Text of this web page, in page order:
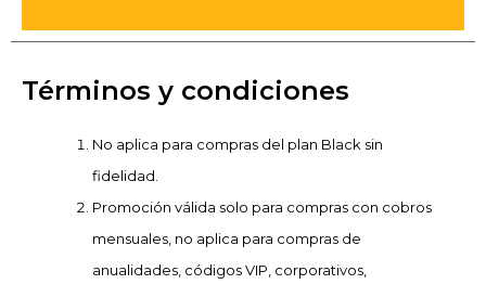
Términos y condiciones
No aplica para compras del plan Black sin
fidelidad.
Promoción válida solo para compras con cobros
mensuales, no aplica para compras de
anualidades, códigos VIP, corporativos,